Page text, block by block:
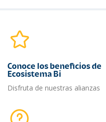
Conoce los beneficios de
Ecosistema Bi
Disfruta de nuestras alianzas